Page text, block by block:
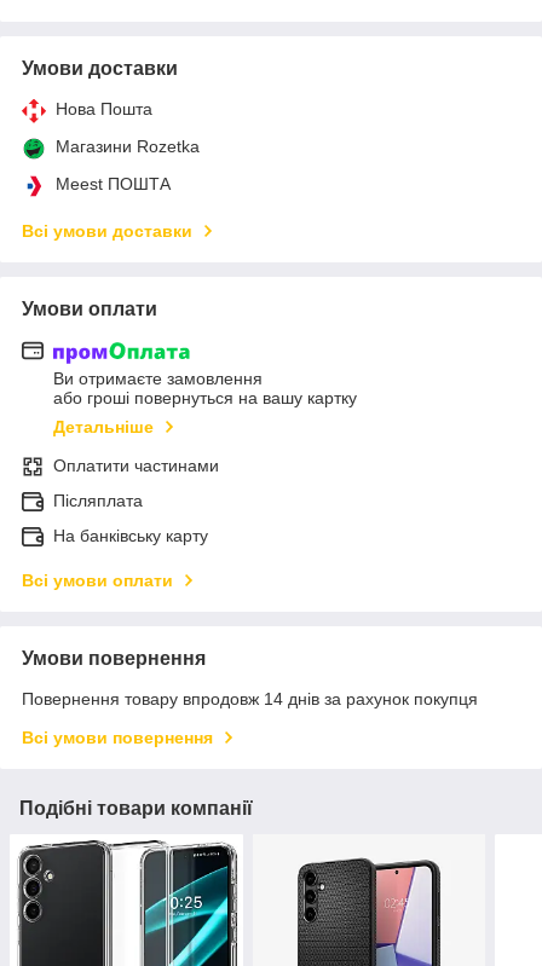
Умови доставки
Нова Пошта
Магазини Rozetka
Meest ПОШТА
Всі умови доставки
Умови оплати
Ви отримаєте замовлення
або гроші повернуться на вашу картку
Детальніше
Оплатити частинами
Післяплата
На банківську карту
Всі умови оплати
Умови повернення
Повернення товару впродовж 14 днів за рахунок покупця
Всі умови повернення
Подібні товари компанії